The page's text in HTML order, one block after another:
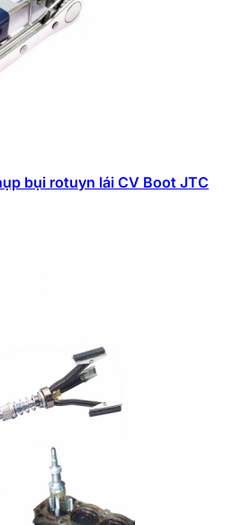
bụi rotuyn lái CV Boot JTC